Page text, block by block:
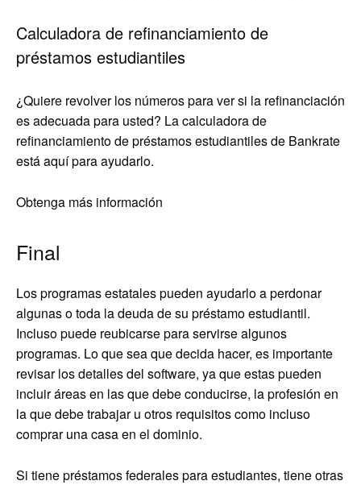
Calculadora de refinanciamiento de
préstamos estudiantiles
¿Quiere revolver los números para ver si la refinanciación
es adecuada para usted? La calculadora de
refinanciamiento de préstamos estudiantiles de Bankrate
está aquí para ayudarlo.
Obtenga más información
Final
Los programas estatales pueden ayudarlo a perdonar
algunas o toda la deuda de su préstamo estudiantil.
Incluso puede reubicarse para servirse algunos
programas. Lo que sea que decida hacer, es importante
revisar los detalles del software, ya que estas pueden
incluir áreas en las que debe conducirse, la profesión en
la que debe trabajar u otros requisitos como incluso
comprar una casa en el dominio.
Si tiene préstamos federales para estudiantes, tiene otras